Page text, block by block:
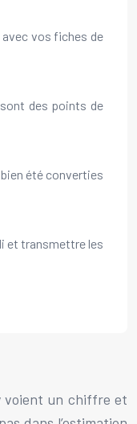
vos fiches de
sont des points de
été converties
et transmettre les
voient un chiffre et